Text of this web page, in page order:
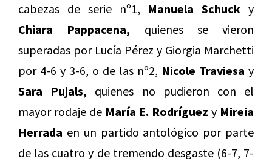
cabezas de serie nº1, Manuela Schuck y
Chiara Pappacena, quienes se vieron
superadas por Lucía Pérez y Giorgia Marchetti
por 4-6 y 3-6, o de las nº2, Nicole Traviesa y
Sara Pujals, quienes no pudieron con el
mayor rodaje de María E. Rodríguez y Mireia
Herrada en un partido antológico por parte
de las cuatro y de tremendo desgaste (6-7, 7-